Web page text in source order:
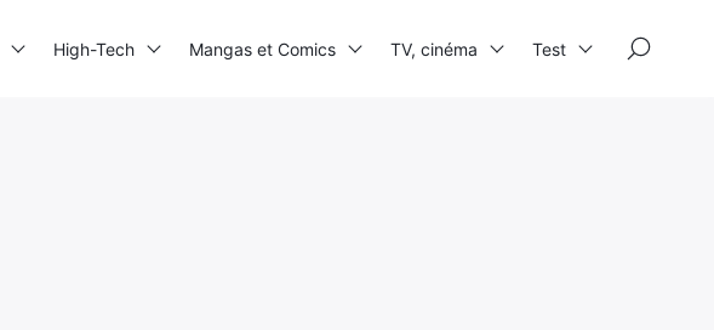
High-Tech Mangas et Comics TV, cinéma Test